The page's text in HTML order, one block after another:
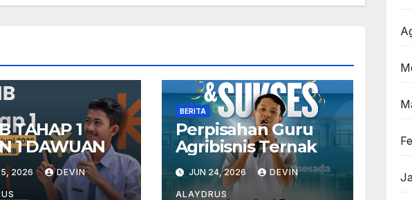
TAHAP 1
1 DAWUAN
2026 DEVIN
BERITA
Perpisahan Guru
Agribisnis Ternak
JUN 24, 2026 DEVIN
ALAYDRUS